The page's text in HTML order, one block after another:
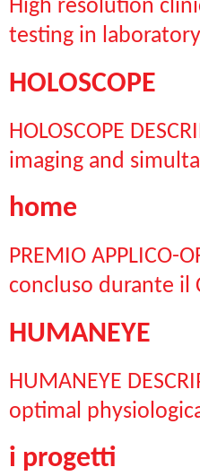
High resolution
testing in
HOLOSCOPE
HOLOSCOPE
imaging and
home
PREMIO
concluso durante il
HUMANEYE
HUMANEYE
optimal
i progetti